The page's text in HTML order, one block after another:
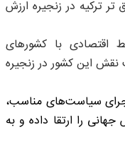
ترکیه در زنجیره‌ ارزش
اقتصادی با کشورهای
این کشور در زنجیره‌
سیاست‌های مناسب،
را ارتقا داده و به